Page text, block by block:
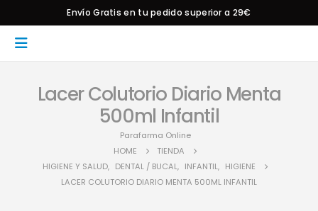
Envío Gratis en tu pedido superior a 29€
Lacer Colutorio Diario Menta
500ml Infantil
Parafarma Online
HOME
TIENDA
HIGIENE Y SALUD, DENTAL / BUCAL, INFANTIL, HIGIENE
LACER COLUTORIO DIARIO MENTA 500ML INFANTIL